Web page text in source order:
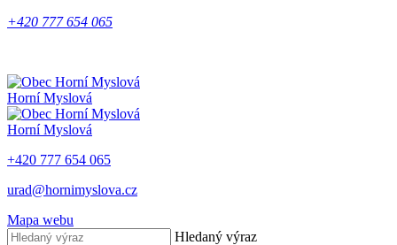
+420 777 654 065
Horní Myslová
Horní Myslová
+420 777 654 065
urad@hornimyslova.cz
Mapa webu
Hledaný výraz